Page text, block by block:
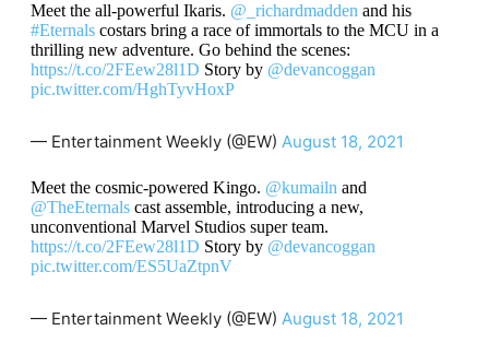
Meet the all-powerful Ikaris. @_richardmadden and his
#Eternalscostars bring a race of immortals to the MCU in a
thrilling new adventure. Go behind the scenes:
https://t.co/2FEew28l1D Story by @devancoggan
pic.twitter.com/HghTyvHoxP
— Entertainment Weekly (@EW) August 18, 2021
Meet the cosmic-powered Kingo. @kumailn and
@TheEternalscast assemble, introducing a new,
unconventional Marvel Studios super team.
https://t.co/2FEew28l1D Story by @devancoggan
pic.twitter.com/ES5UaZtpnV
— Entertainment Weekly (@EW) August 18, 2021